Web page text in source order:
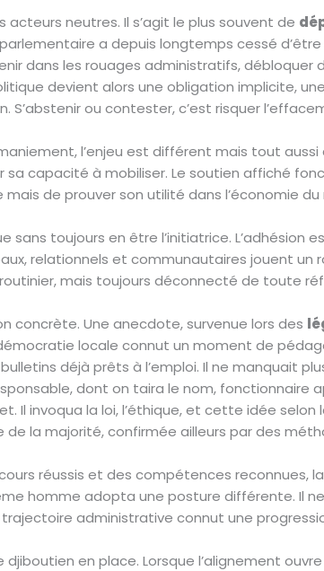
neutres. Il s’agit le plus souvent de
a depuis longtemps cessé
dans les rouages administratifs,
devient alors une obligation implicite,
S’abstenir ou contester, c’est risquer
l’enjeu est différent mais tout
capacité à mobiliser. Le soutien affiché
de prouver son utilité dans l’économie du
toujours en être l’initiatrice. L’adhésion
relationnels et communautaires jouent
mais toujours déconnecté de toute
concrète. Une anecdote, survenue lors des
locale connut un moment de
déjà prêts à l’emploi. Il ne manquait
dont on taira le nom, fonctionnaire
Il invoqua la loi, l’éthique, et cette idée
la majorité, confirmée ailleurs par des
réussis et des compétences reconnues,
homme adopta une posture différente. Il
administrative connut une
en place. Lorsque l’alignement